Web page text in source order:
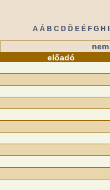
A Á B C D Ď E É F G H
előadó